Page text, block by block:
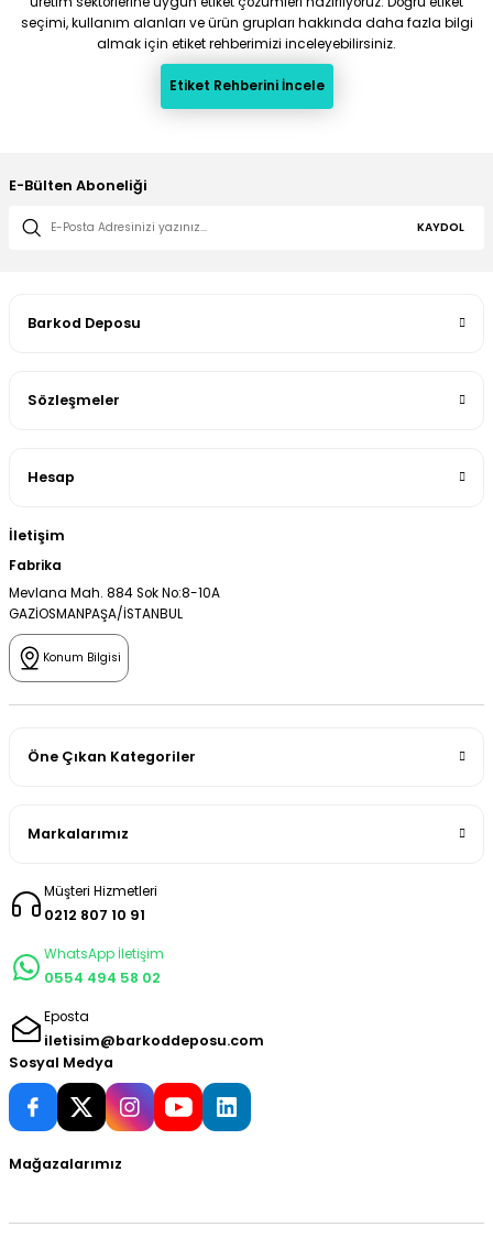
seçimi, kullanım alanları ve ürün grupları hakkında daha fazla bilgi
almak için etiket rehberimizi inceleyebilirsiniz.
Etiket Rehberini İncele
E-Bülten Aboneliği
KAYDOL
Barkod Deposu
Sözleşmeler
Hesap
İletişim
Fabrika
Mevlana Mah. 884 Sok No:8-10A
GAZİOSMANPAŞA/İSTANBUL
Konum Bilgisi
Öne Çıkan Kategoriler
Markalarımız
Müşteri Hizmetleri
0212 807 10 91
WhatsApp İletişim
0554 494 58 02
Eposta
iletisim@barkoddeposu.com
Sosyal Medya
Mağazalarımız